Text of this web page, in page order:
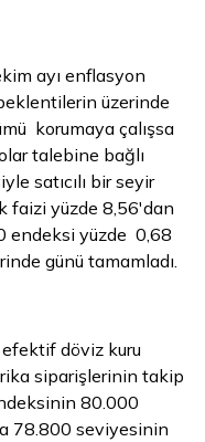
ayı enflasyon
üzerinde
korumaya çalışsa
talebine bağlı
satıcılı bir seyir
faizi yüzde 8,56'dan
endeksi yüzde 0,68
günü tamamladı.
efektif döviz kuru
siparişlerinin takip
80.000
78.800 seviyesinin